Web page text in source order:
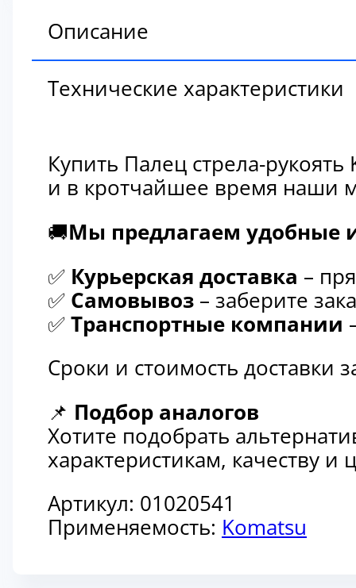
Описание
Технические характеристики
Купить Палец стрела-
и в кротчайшее время наши
🚚Мы предлагаем удобные
✅ Курьерская доставка –
✅ Самовывоз – заберите
✅ Транспортные компании
Сроки и стоимость доставки
📌 Подбор аналогов
Хотите подобрать
характеристикам, качеству
Артикул: 01020541
Применяемость: Komatsu